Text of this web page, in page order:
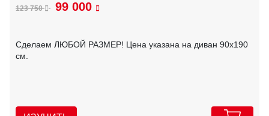
123 750 99 000
Сделаем ЛЮБОЙ РАЗМЕР! Цена указана на диван 90х190
см.